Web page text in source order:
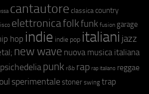
cantautore classica country
elettronicafolkfunk fusion garage
hop indie indie pop italiani jazz
new wave nuova musica italiana
psichedeliapunk r&b rap rap italiano reggae
sperimentale stoner swing trap